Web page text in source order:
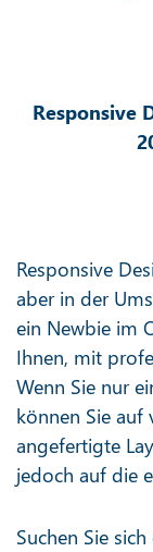
Responsive
Responsive
aber in der
ein Newbie im
Ihnen, mit
Wenn Sie nur
können Sie auf
angefertigte
jedoch auf die
Suchen Sie